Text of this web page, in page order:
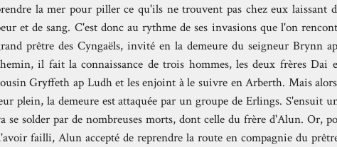
la mer pour piller ce qu'ils ne trouvent pas chez eux laissant
et de sang. C'est donc au rythme de ses invasions que l'on
prêtre des Cyngaëls, invité en la demeure du seigneur Brynn
il fait la connaissance de trois hommes, les deux frères
Gryffeth ap Ludh et les enjoint à le suivre en Arberth. Mais
plein, la demeure est attaquée par un groupe de Erlings. S'ensuit
se solder par de nombreuses morts, dont celle du frère d'Alun. Or,
failli, Alun accepté de reprendre la route en compagnie du